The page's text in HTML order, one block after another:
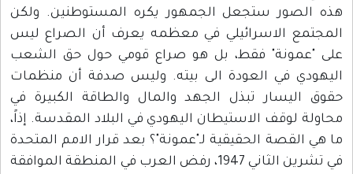
هذه الصور ستجعل الجمهور يكره المستوطنين. ولكن
المجتمع الاسرائيلي في معظمه يعرف أن الصراع ليس
على "عمونة" فقط، بل هو صراع قومي حول حق الشعب
اليهودي في العودة الى بيته. وليس صدفة أن منظمات
حقوق اليسار تبذل الجهد والمال والطاقة الكبيرة في
محاولة لوقف الاستيطان اليهودي في البلاد المقدسة. إذاً،
ما هي القصة الحقيقية لـ"عمونة"؟ بعد قرار الامم المتحدة
في تشرين الثاني 1947، رفض العرب في المنطقة الموافقة